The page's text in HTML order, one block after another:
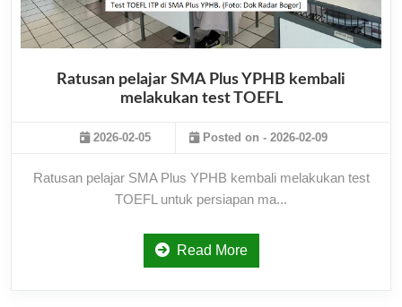
Ratusan pelajar SMA Plus YPHB kembali
melakukan test TOEFL
2026-02-05 Posted on - 2026-02-09
Ratusan pelajar SMA Plus YPHB kembali melakukan test
TOEFL untuk persiapan ma...
Read More